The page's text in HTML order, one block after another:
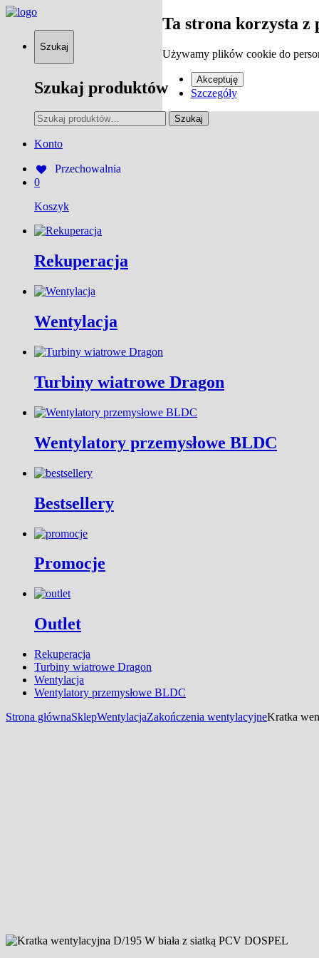
Szukaj
Szukaj produktów
Szukaj: Szukaj
Konto
Przechowalnia
0
Koszyk
Rekuperacja
Wentylacja
Turbiny wiatrowe Dragon
Wentylatory przemysłowe BLDC
Bestsellery
Promocje
Outlet
Rekuperacja
Turbiny wiatrowe Dragon
Wentylacja
Wentylatory przemysłowe BLDC
Strona głównaSklepWentylacjaZakończenia wentylacyjneKratka
Ta strona korzysta z
Używamy plików cookie do
Akceptuję
Szczegóły